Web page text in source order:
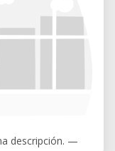
descripción. —